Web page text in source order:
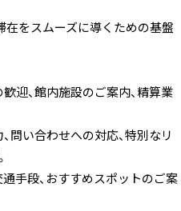
在をスムーズに導くための基盤
迎、館内施設のご案内、精算業
問い合わせへの対応、特別なリ
手段、おすすめスポットのご案